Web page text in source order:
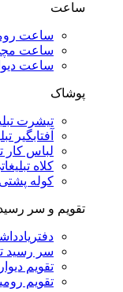
ساعت
ساعت
ساعت مچی
ساعت
پوشاک
تیشرت
آفتابگیر
لباس کار
کلاه
کوله پشتی
تقویم و سر
سر رسید
تقویم
تقویم